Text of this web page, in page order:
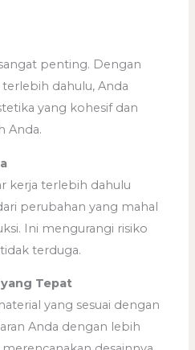
penting. Dengan
dahulu, Anda
yang kohesif dan
Anda.
kerja terlebih dahulu
perubahan yang mahal
Ini mengurangi risiko
terduga.
Tepat
yang sesuai dengan
Anda dengan lebih